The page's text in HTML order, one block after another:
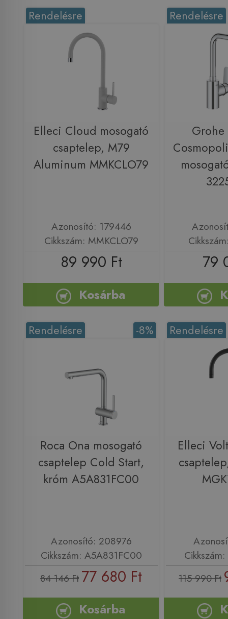
Rendelésre
Elleci Cloud mosogató
csaptelep, M79
Aluminum MMKCLO79
Azonosító: 179446
Cikkszám: MMKCLO79
89 990 Ft
Kosárba
Rendelésre
Grohe
79
-8%
Rendelésre
Roca Ona mosogató
csaptelep Cold Start,
króm A5A831FC00
Azonosító: 208976
Cikkszám: A5A831FC00
84 146 Ft 77 680 Ft
Kosárba
Rendelésre
Elleci
115 990 Ft